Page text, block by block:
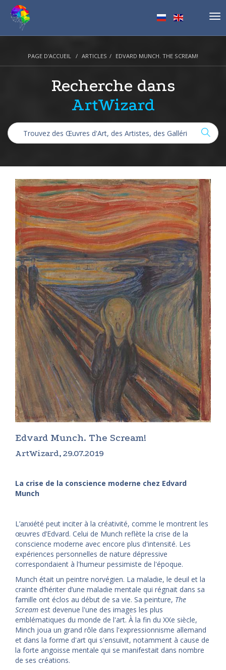
PAGE D'ACCUEIL ARTICLES EDVARD MUNCH. THE SCREAM!
Recherche dans
ArtWizard
Edvard Munch. The Scream!
ArtWizard, 29.07.2019
La crise de la conscience moderne chez Edvard
Munch
L’anxiété peut inciter à la créativité, comme le montrent les
œuvres d’Edvard. Celui de Munch reflète la crise de la
conscience moderne avec encore plus d'intensité. Les
expériences personnelles de nature dépressive
correspondaient à l'humeur pessimiste de l'époque.
Munch était un peintre norvégien. La maladie, le deuil et la
crainte d’hériter d’une maladie mentale qui régnait dans sa
famille ont éclos au début de sa vie. Sa peinture, The
Scream est devenue l'une des images les plus
emblématiques du monde de l'art. À la fin du XXe siècle,
Minch joua un grand rôle dans l'expressionnisme allemand
et dans la forme d'art qui s'ensuivit, notamment à cause de
la forte angoisse mentale qui se manifestait dans nombre
de ses créations.